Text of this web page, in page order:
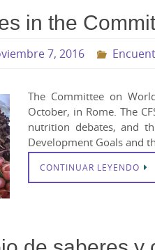
in the
7, 2016
The Committee on
October, in Rome. The
nutrition debates, and
Development Goals and
CONTINUAR LEYENDO